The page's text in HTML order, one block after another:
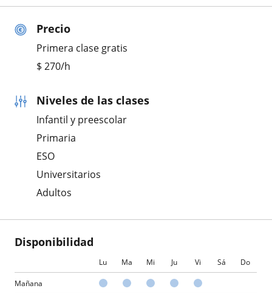
Precio
Primera clase gratis
$ 270/h
Niveles de las clases
Infantil y preescolar
Primaria
ESO
Universitarios
Adultos
Disponibilidad
Lu Ma Mi Ju Vi Sá Do
Mañana